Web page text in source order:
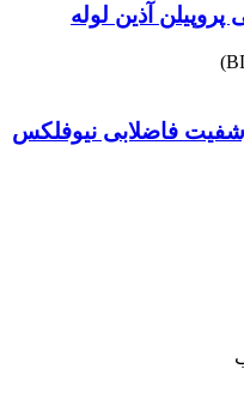
آذین لوله
فاضلابی نیوفلکس